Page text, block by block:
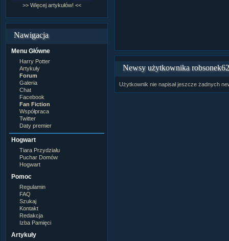
>> Więcej artykułów! <<
Nawigacja
Menu Główne
Harry Potter
Artykuły
Forum
Galeria
Chat
Facebook
Fan Fiction
Współpraca
Twitter
Daty premier
Hogwart
Tiara Przydziału
Puchar Domów
Hogwart
Pomoc
Regulamin
FAQ
Szukaj
Kontakt
Redakcja
Izba Pamięci
Artykuły
Newsy użytkownika robsonek62
Użytkownik nie napisał jeszcze żadnych